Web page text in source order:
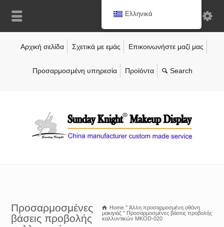
Αρχική σελίδα Σχετικά με εμάς Επικοινωνήστε μαζί μας
Προσαρμοσμένη υπηρεσία Προϊόντα
Προσαρμοσμένες
βάσεις προβολής
Home " Άλλη προσαρμοσμένη οθόνη
μακιγιάζ " Προσαρμοσμένες βάσεις προβολής
καλλυντικών MKOD-020
Ελληνικά